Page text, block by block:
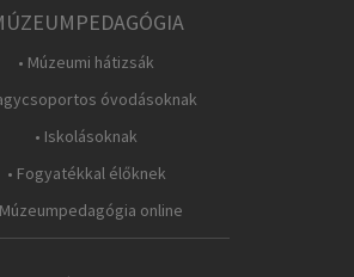
• Múzeumi hátizsák
óvodásoknak
• Iskolásoknak
• Fogyatékkal élőknek
online